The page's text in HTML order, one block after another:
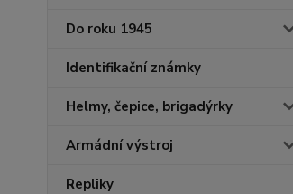
Do roku 1945
Identifikační známky
Helmy, čepice, brigadýrky
Armádní výstroj
Repliky